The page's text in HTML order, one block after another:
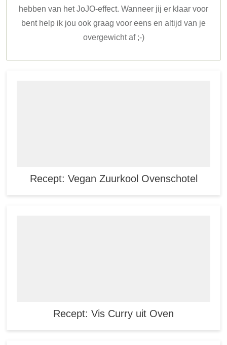
hebben van het JoJO-effect. Wanneer jij er klaar voor
bent help ik jou ook graag voor eens en altijd van je
overgewicht af ;-)
Recept: Vegan Zuurkool Ovenschotel
Recept: Vis Curry uit Oven